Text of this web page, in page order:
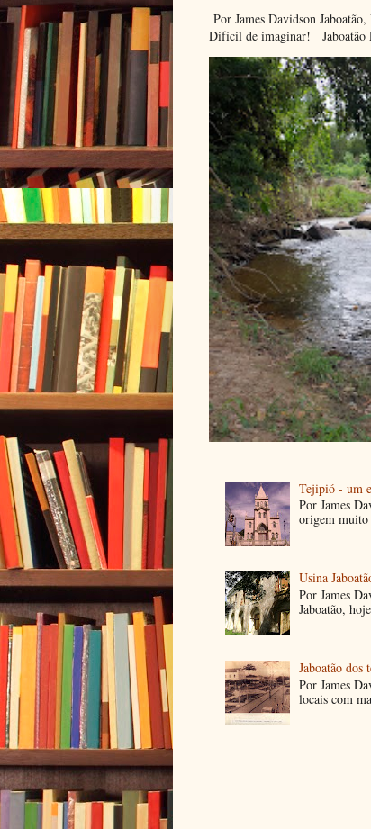
Por James Davidson
Difícil de imaginar! Jaboatão
Tejipió - um
Por James
origem muito
Usina
Por James
Jaboatão,
Jaboatão dos
Por James
locais com